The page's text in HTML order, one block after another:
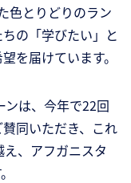
色とりどりのラン
の「学びたい」と
を届けています。
は、今年で22回
同いただき、これ
、アフガニスタ